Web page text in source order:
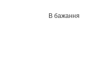
В бажання